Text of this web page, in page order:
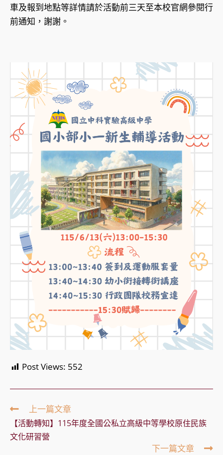
車及報到地點等詳情請於活動前三天至本校官網參閱行
前通知，謝謝。
Post Views: 552
Read
more
articles
上一篇文章
【活動轉知】115年度全國公私立高級中等學校原住民族
文化研習營
下一篇文章